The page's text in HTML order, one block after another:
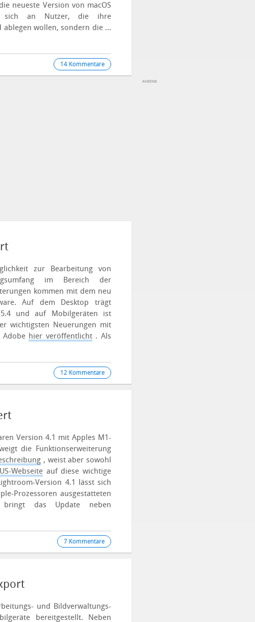
neueste Version von macOS
sich an Nutzer, die ihre
wollen, sondern die ...
14 Kommentare
zur Bearbeitung von
im Bereich der
kommen mit dem neu
Auf dem Desktop trägt
und auf Mobilgeräten ist
wichtigsten Neuerungen mit
hier veröffentlicht. Als
12 Kommentare
Version 4.1 mit Apples M1-
die Funktionserweiterung
, weist aber sowohl
Webseite auf diese wichtige
Version 4.1 lässt sich
Prozessoren ausgestatteten
bringt das Update neben
7 Kommentare
und Bildverwaltungs-
bereitgestellt. Neben